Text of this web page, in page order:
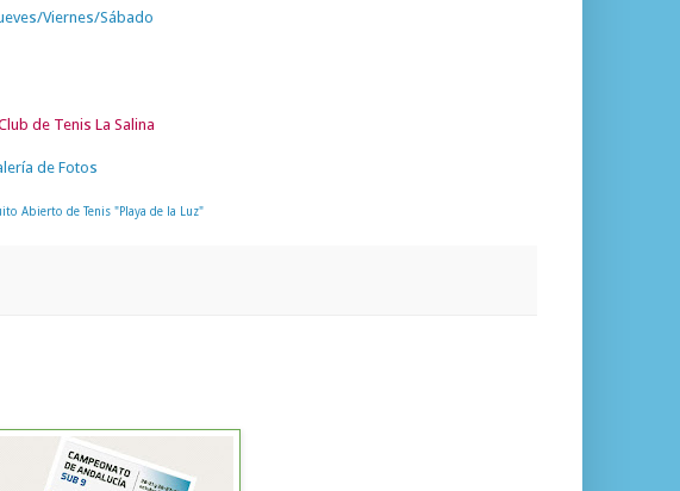
Viernes/Sábado
de Tenis La Salina
de Fotos
Abierto de Tenis "Playa de la Luz"